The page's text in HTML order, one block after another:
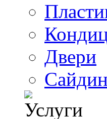
Двери